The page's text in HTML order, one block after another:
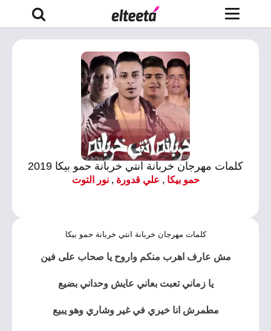
كلمات مهرجان خربانة انتي خربانة حمو بيكا 2019
حمو بيكا , علي قدورة ,نور التوت
كلمات مهرجان خربانة انتي خربانة حمو بيكا
مش عارف اهرب منكم واروح يا صحاب على فين
يا زماني تعبت بعاني عايش وحداني بضيع
مطمرش انا خيري في غير وشاري وهو يبيع